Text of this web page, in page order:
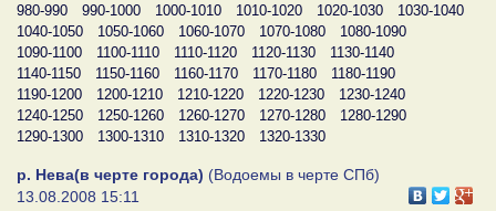
980-990
990-1000 1000-1010 1010-1020 1020-1030
1030-1040
1040-1050
1050-1060 1060-1070 1070-1080
1080-1090
1090-1100
1100-1110 1110-1120 1120-1130
1130-1140
1140-1150
1150-1160 1160-1170 1170-1180
1180-1190
1190-1200
1200-1210 1210-1220 1220-1230
1230-1240
1240-1250
1250-1260 1260-1270 1270-1280
1280-1290
1290-1300
1300-1310 1310-1320 1320-1330
р. Нева(в черте города) (Водоемы в черте СПб)
13.08.2008 15:11